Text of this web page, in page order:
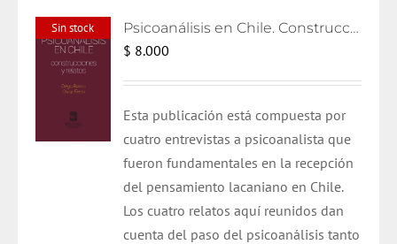
Sin stock Psicoanálisis en Chile. Construcciones y relatos
$ 8.000
Esta publicación está compuesta por
cuatro entrevistas a psicoanalista que
fueron fundamentales en la recepción
del pensamiento lacaniano en Chile.
Los cuatro relatos aquí reunidos dan
cuenta del paso del psicoanálisis tanto